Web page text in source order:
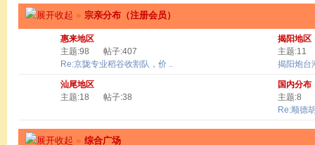
» 宗亲分布（注册会员）
惠来地区
主题:98
帖子:407
Re:京陇专业稻谷收割队，价 ..
揭阳地区
主题:11
揭阳炮台
汕尾地区
主题:18
帖子:38
国内分布
主题:8
Re:顺德
» 综合广场